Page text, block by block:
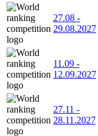
27.08 -
29.08.2027
11.09 -
12.09.2027
27.11 -
28.11.2027